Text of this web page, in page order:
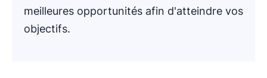
meilleures opportunités afin d'atteindre vos
objectifs.